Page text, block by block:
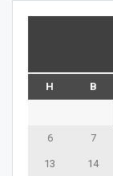
H B
6 7
13 14